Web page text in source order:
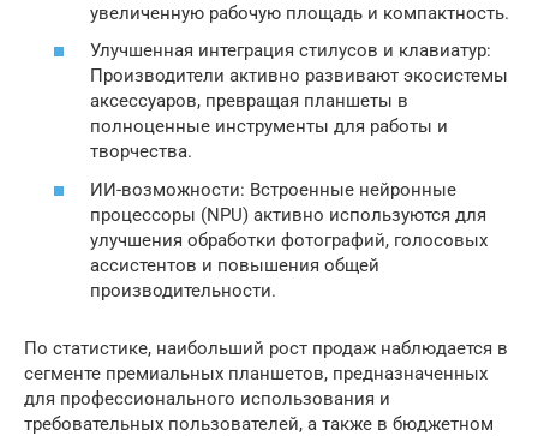
увеличенную рабочую площадь и компактность.
Улучшенная интеграция стилусов и клавиатур:
Производители активно развивают экосистемы
аксессуаров, превращая планшеты в
полноценные инструменты для работы и
творчества.
ИИ-возможности: Встроенные нейронные
процессоры (NPU) активно используются для
улучшения обработки фотографий, голосовых
ассистентов и повышения общей
производительности.
По статистике, наибольший рост продаж наблюдается в
сегменте премиальных планшетов, предназначенных
для профессионального использования и
требовательных пользователей, а также в бюджетном